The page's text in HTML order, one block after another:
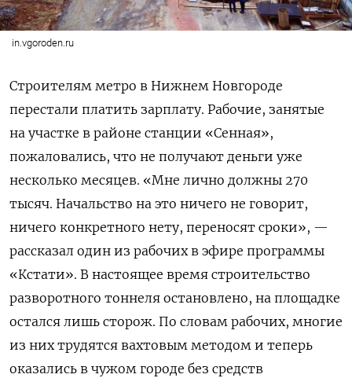
in.vgoroden.ru
Строителям метро в Нижнем Новгороде
перестали платить зарплату. Рабочие, занятые
на участке в районе станции «Сенная»,
пожаловались, что не получают деньги уже
несколько месяцев. «Мне лично должны 270
тысяч. Начальство на это ничего не говорит,
ничего конкретного нету, переносят сроки», —
рассказал один из рабочих в эфире программы
«Кстати». В настоящее время строительство
разворотного тоннеля остановлено, на площадке
остался лишь сторож. По словам рабочих, многие
из них трудятся вахтовым методом и теперь
оказались в чужом городе без средств